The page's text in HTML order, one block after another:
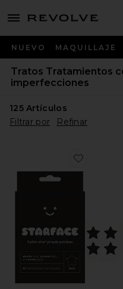
menu - shows more content
NUEVO MAQUILLAJE
Tratos Tratamientos
imperfecciones
125Artículos
Filtrar por
Refinar
Favorite